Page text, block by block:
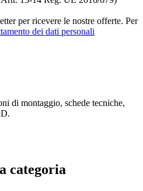
per ricevere le nostre offerte. Per
dei dati personali
di montaggio, schede tecniche,
categoria